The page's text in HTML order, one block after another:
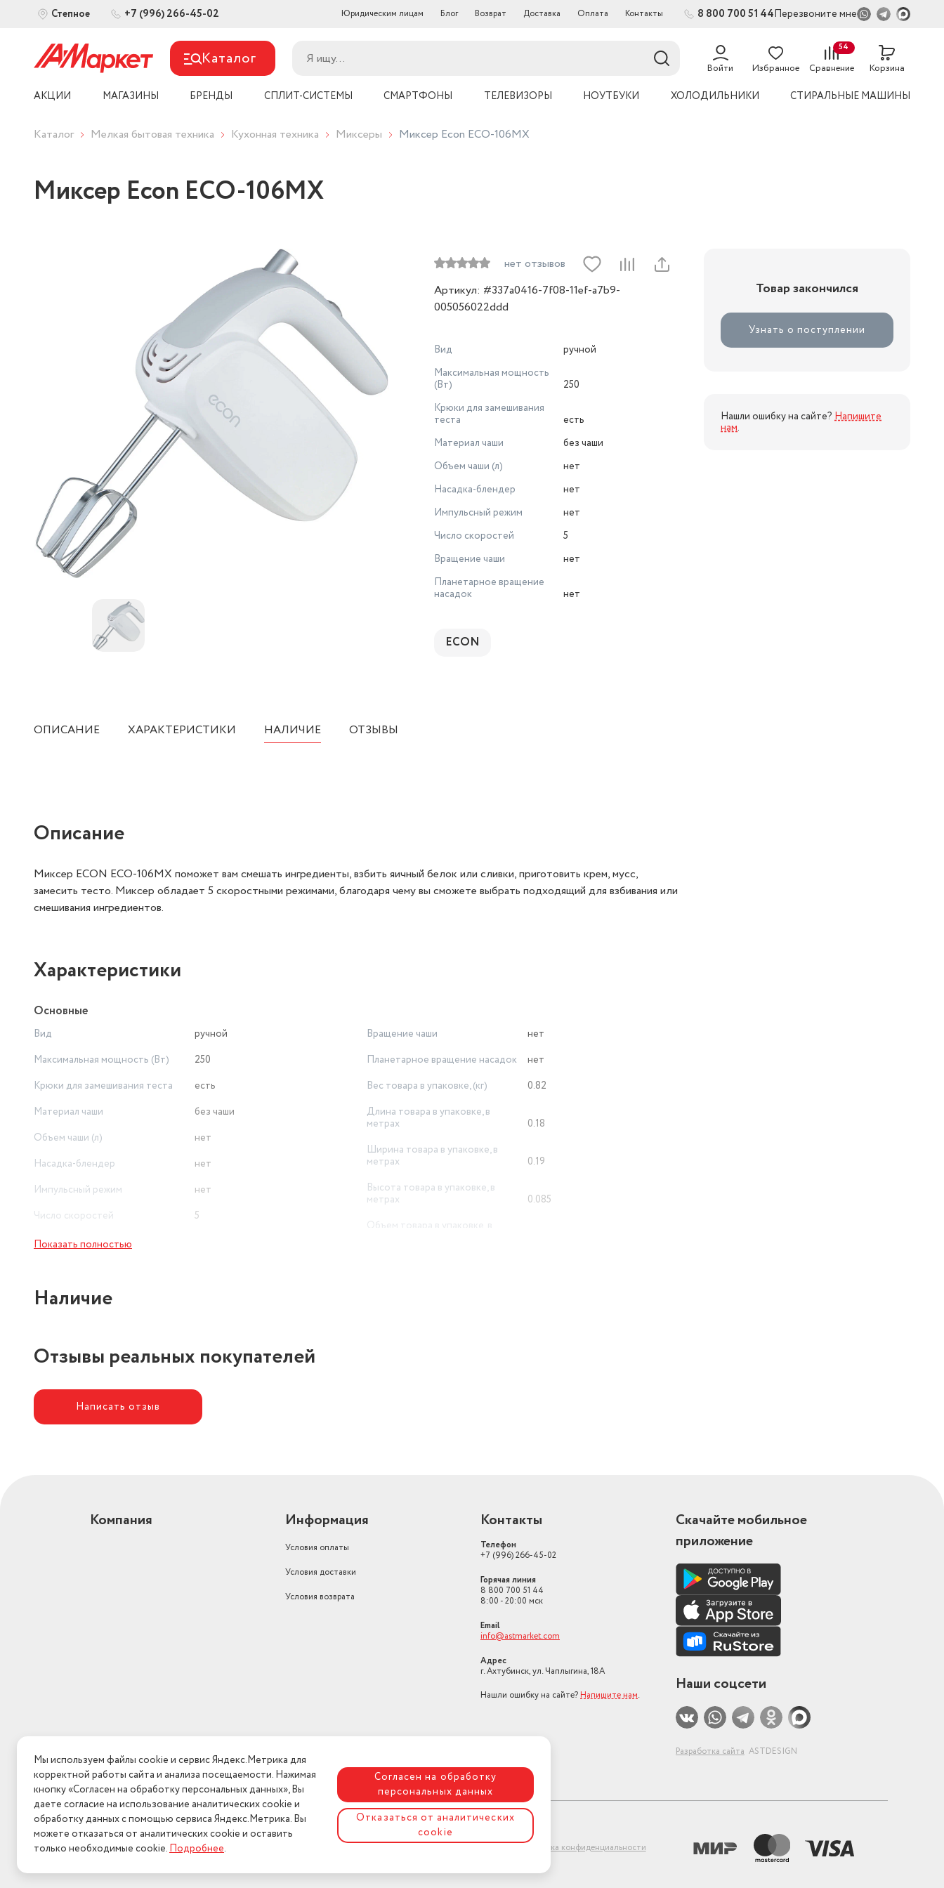
Степное +7 (996) 266-45-02 Юридическим лицам Блог Возврат Доставка Оплата Контакты 8 800 700 51 44Перезвоните мне
Каталог Войти Избранное Сравнение
54
Корзина
АКЦИИ МАГАЗИНЫ БРЕНДЫ СПЛИТ-СИСТЕМЫ СМАРТФОНЫ ТЕЛЕВИЗОРЫ НОУТБУКИ ХОЛОДИЛЬНИКИ СТИРАЛЬНЫЕ МАШИНЫ
Каталог Мелкая бытовая техника Кухонная техника Миксеры Миксер Econ ECO-106MX
Миксер Econ ECO-106MX
нет отзывов
Артикул: #337a0416-7f08-11ef-a7b9-
005056022ddd
Вид
ручной
Максимальная мощность
(Вт)
250
Крюки для замешивания
теста
есть
Материал чаши
без чаши
Объем чаши (л)
нет
Насадка-блендер
нет
Импульсный режим
нет
Число скоростей
5
Вращение чаши
нет
Планетарное вращение
насадок
нет
ECON
Товар закончился
Узнать о поступлении
Нашли ошибку на сайте? Напишите
нам.
ОПИСАНИЕ ХАРАКТЕРИСТИКИ НАЛИЧИЕ ОТЗЫВЫ
Описание
Миксер ECON ECO-106MX поможет вам смешать ингредиенты, взбить яичный белок или сливки, приготовить крем, мусс,
замесить тесто. Миксер обладает 5 скоростными режимами, благодаря чему вы сможете выбрать подходящий для взбивания или
смешивания ингредиентов.
Характеристики
Основные
Вид
ручной
Максимальная мощность (Вт)
250
Крюки для замешивания теста
есть
Материал чаши
без чаши
Объем чаши (л)
нет
Насадка-блендер
нет
Импульсный режим
нет
Число скоростей
5
Вращение чаши
нет
Планетарное вращение насадок
нет
Вес товара в упаковке, (кг)
0.82
Длина товара в упаковке, в
метрах
0.18
Ширина товара в упаковке, в
метрах
0.19
Высота товара в упаковке, в
метрах
0.085
Объем товара в упаковке, в
Показать полностью
Наличие
Отзывы реальных покупателей
Написать отзыв
Компания Информация
Условия оплаты
Условия доставки
Условия возврата
Контакты
Телефон
+7 (996) 266-45-02
Горячая линия
8 800 700 51 44
8:00 - 20:00 мск
Email
info@astmarket.com
Адрес
г. Ахтубинск, ул. Чаплыгина, 18А
Нашли ошибку на сайте? Напишите нам.
Скачайте мобильное
приложение
Наши соцсети
Разработка сайта ASTDESIGN
Политика конфиденциальности
Мы используем файлы cookie и сервис Яндекс.Метрика для
корректной работы сайта и анализа посещаемости. Нажимая
кнопку «Согласен на обработку персональных данных», Вы
даете согласие на использование аналитических cookie и
обработку данных с помощью сервиса Яндекс.Метрика. Вы
можете отказаться от аналитических cookie и оставить
только необходимые cookie.Подробнее.
Согласен на обработку
персональных данных
Отказаться от аналитических
cookie